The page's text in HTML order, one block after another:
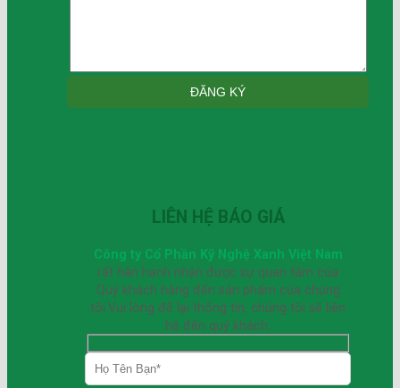
LIÊN HỆ BÁO GIÁ
Công ty Cổ Phần Kỹ Nghệ Xanh Việt Nam
rất hân hạnh nhận được sự quan tâm của
Quý khách hàng đến sản phẩm của chúng
tôi.Vui lòng để lại thông tin, chúng tôi sẽ liên
hệ đến quý khách.